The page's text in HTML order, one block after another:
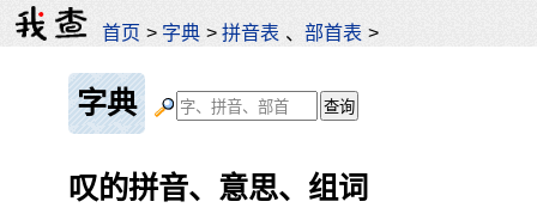
首页 > 字典 >拼音表 、部首表 >
字典
叹的拼音、意思、组词